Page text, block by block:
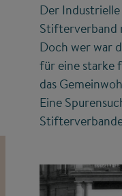
Der
Stifterverband
Doch wer war
für eine starke
das
Eine